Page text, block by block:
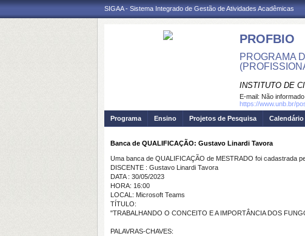
SIGAA - Sistema Integrado de Gestão de Atividades Acadêmicas
PROFBIO
PROGRAMA
INSTITUTO DE
E-mail: Não informado
https://www.unb.br/
Programa
Ensino Projetos de Pesquisa Calendário
Banca de QUALIFICAÇÃO: Gustavo Linardi Tavora
Uma banca de QUALIFICAÇÃO de MESTRADO foi cadastrada
DISCENTE : Gustavo Linardi Tavora
DATA : 30/05/2023
HORA: 16:00
LOCAL: Microsoft Teams
TÍTULO:
"TRABALHANDO O CONCEITO E A IMPORTÂNCIA DOS
PALAVRAS-CHAVES: